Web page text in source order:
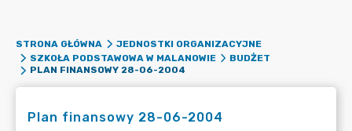
STRONA GŁÓWNA
JEDNOSTKI ORGANIZACYJNE
SZKOŁA PODSTAWOWA W MALANOWIE
BUDŻET
PLAN FINANSOWY 28-06-2004
Plan finansowy 28-06-2004